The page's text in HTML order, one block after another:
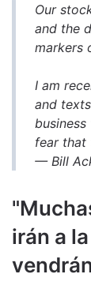
Our
and the
markers
I am
and
fear
— Bill
irán a